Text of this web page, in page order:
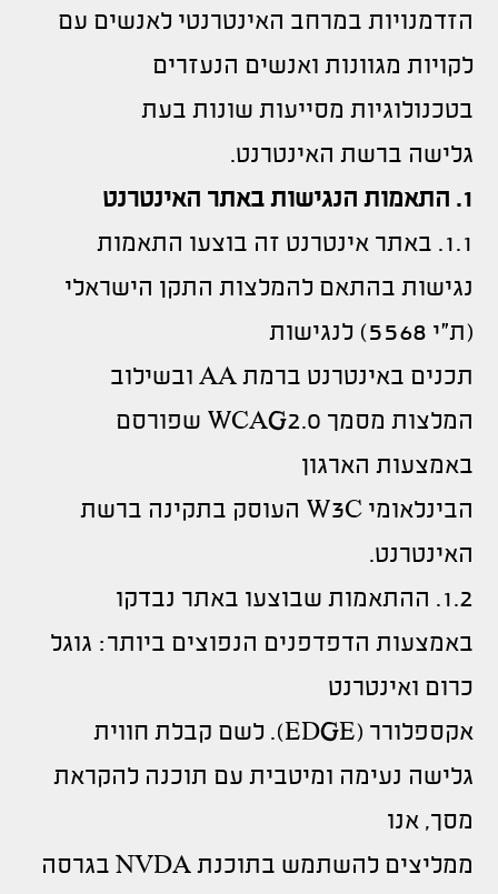
הזדמנויות במרחב האינטרנטי לאנשים עם
לקויות מגוונות ואנשים הנעזרים
בטכנולוגיות מסייעות שונות בעת
גלישה ברשת האינטרנט.
1. התאמות הנגישות באתר האינטרנט
1.1. באתר אינטרנט זה בוצעו התאמות
נגישות בהתאם להמלצות התקן הישראלי
(ת"י 5568) לנגישות
תכנים באינטרנט ברמת AA ובשילוב
המלצות מסמך WCAG2.0 שפורסם
באמצעות הארגון
הבינלאומי W3C העוסק בתקינה ברשת
האינטרנט.
1.2. ההתאמות שבוצעו באתר נבדקו
באמצעות הדפדפנים הנפוצים ביותר: גוגל
כרום ואינטרנט
אקספלורר (EDGE). לשם קבלת חווית
גלישה נעימה ומיטבית עם תוכנה להקראת
מסך, אנו
ממליצים להשתמש בתוכנת NVDA בגרסה